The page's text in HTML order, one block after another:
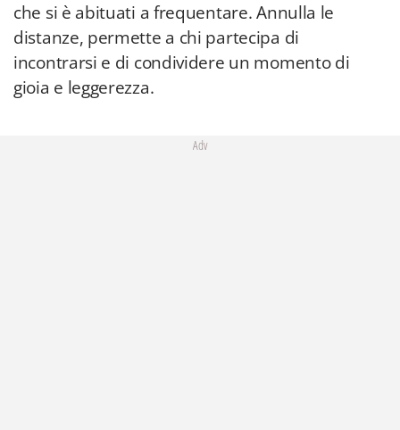
che si è abituati a frequentare. Annulla le
distanze, permette a chi partecipa di
incontrarsi e di condividere un momento di
gioia e leggerezza.
Adv